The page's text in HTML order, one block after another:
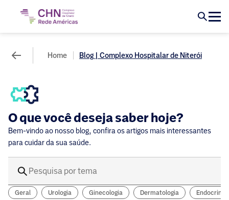
Home Blog | Complexo Hospitalar de Niterói
O que você deseja saber hoje?
Bem-vindo ao nosso blog, confira os artigos mais interessantes
para cuidar da sua saúde.
Geral Urologia Ginecologia Dermatologia